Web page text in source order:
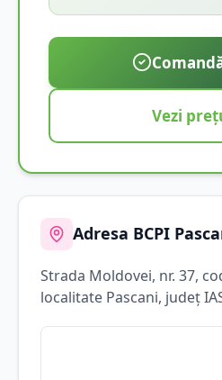
Vezi
Adresa BCPI
Strada Moldovei, nr. 37,
localitate Pascani, județ